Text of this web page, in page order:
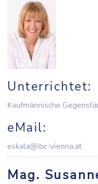
Unterrichtet:
Kaufmännische
eMail:
eskala@ibc-vienna.at
Mag.